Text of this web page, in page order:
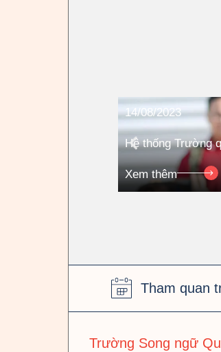
14/08/2023
Hệ thống Trường
Xem thêm
Tham quan
Trường Song ngữ